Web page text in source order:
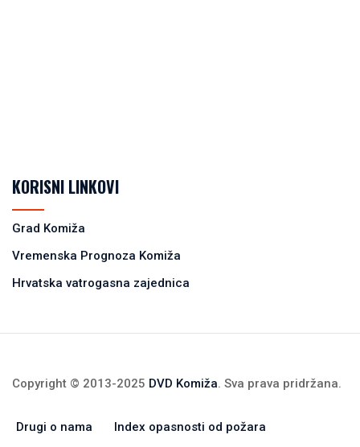
KORISNI LINKOVI
Grad Komiža
Vremenska Prognoza Komiža
Hrvatska vatrogasna zajednica
Copyright © 2013-2025 DVD Komiža. Sva prava pridržana.
Drugi o nama Index opasnosti od požara